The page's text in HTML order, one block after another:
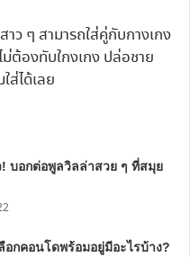
ว ๆ สามารถใส่คู่กับกางเกง
ต้องทับใกงเกง ปล่อชาย
ส่ได้เลย
! บอกต่อพูลวิลล่าสวย ๆ ที่สมุย
อกคอนโดพร้อมอยู่มีอะไรบ้าง?